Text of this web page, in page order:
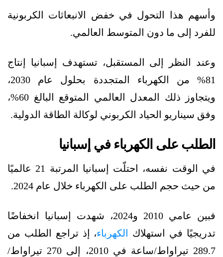
وأسهم هذا التحول في خفض الانبعاثات الكربونية
للفرد إلى ما دون المتوسط العالمي.
وعند النظر إلى المستقبل، تستهدف إسبانيا إنتاج
81% من الكهرباء المتجددة بحلول عام 2030،
ويتجاوز ذلك المعدل العالمي المتوقع البالغ 60%،
وفق سيناريو الحياد الكربوني لوكالة الطاقة الدولية.
الطلب على الكهرباء في إسبانيا
في الوقت نفسه، احتلّت إسبانيا المرتبة 21 عالميًا
من حيث حجم الطلب على الكهرباء خلال عام 2024.
فبين عامي 2010 و2024، شهدت إسبانيا انخفاضًا
تدريجيًا في استهلاك
الكهرباء، إذ تراجع الطلب من
289.7 تيراواط/ساعة في 2010، إلى 270 تيراواط/